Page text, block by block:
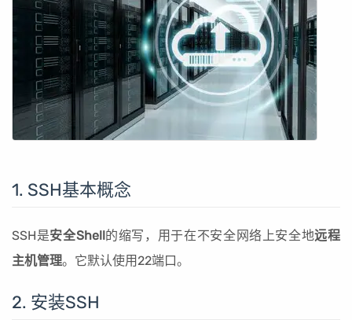
1. SSH基本概念
SSH是安全Shell的缩写，用于在不安全网络上安全地远程
主机管理。它默认使用22端口。
2. 安装SSH